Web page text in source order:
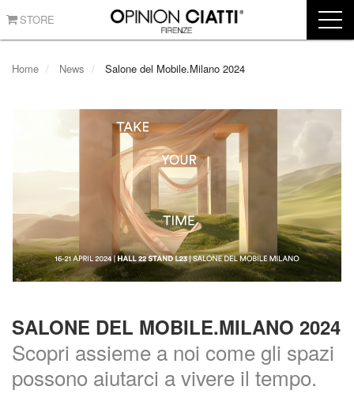
STORE
Home News Salone del Mobile.Milano 2024
SALONE DEL MOBILE.MILANO 2024
Scopri assieme a noi come gli spazi
possono aiutarci a vivere il tempo.